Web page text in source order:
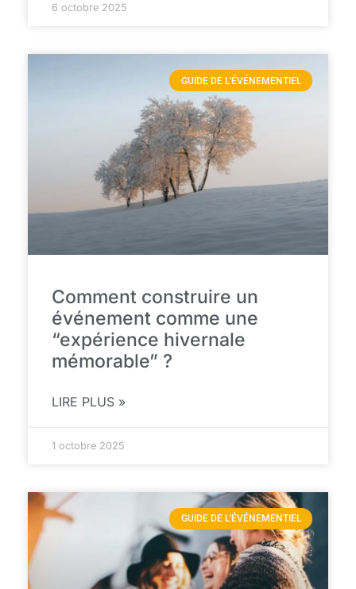
6 octobre 2025
GUIDE DE L'ÉVÉNEMENTIEL
Comment construire un
événement comme une
“expérience hivernale
mémorable” ?
LIRE PLUS »
1 octobre 2025
GUIDE DE L'ÉVÉNEMENTIEL